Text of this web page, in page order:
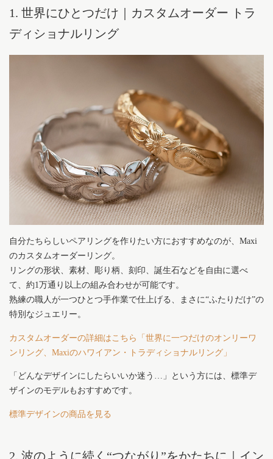
1. 世界にひとつだけ｜カスタムオーダー トラ
ディショナルリング
自分たちらしいペアリングを作りたい方におすすめなのが、Maxi
のカスタムオーダーリング。
リングの形状、素材、彫り柄、刻印、誕生石などを自由に選べ
て、約1万通り以上の組み合わせが可能です。
熟練の職人が一つひとつ手作業で仕上げる、まさに“ふたりだけ”の
特別なジュエリー。
カスタムオーダーの詳細はこちら「世界に一つだけのオンリーワ
ンリング、Maxiのハワイアン・トラディショナルリング」
「どんなデザインにしたらいいか迷う…」という方には、標準デ
ザインのモデルもおすすめです。
標準デザインの商品を見る
2. 波のように続く“つながり”をかたちに｜イン